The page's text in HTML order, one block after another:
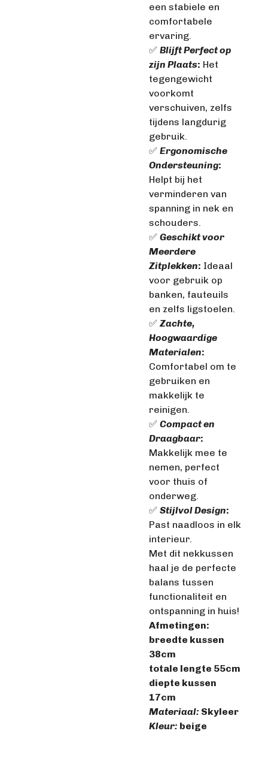
een stabiele en
comfortabele
ervaring.
✅ Blijft Perfect op
zijn Plaats: Het
tegengewicht
voorkomt
verschuiven, zelfs
tijdens langdurig
gebruik.
✅ Ergonomische
Ondersteuning:
Helpt bij het
verminderen van
spanning in nek en
schouders.
✅ Geschikt voor
Meerdere
Zitplekken: Ideaal
voor gebruik op
banken, fauteuils
en zelfs ligstoelen.
✅ Zachte,
Hoogwaardige
Materialen:
Comfortabel om te
gebruiken en
makkelijk te
reinigen.
✅ Compact en
Draagbaar:
Makkelijk mee te
nemen, perfect
voor thuis of
onderweg.
✅ Stijlvol Design:
Past naadloos in elk
interieur.
Met dit nekkussen
haal je de perfecte
balans tussen
functionaliteit en
ontspanning in huis!
Afmetingen:
breedte kussen
38cm
totale lengte 55cm
diepte kussen
17cm
Materiaal: Skyleer
Kleur: beige